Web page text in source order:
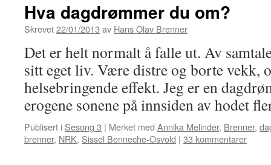
Hva dagdrømmer du om?
Skrevet22/01/2013 av Hans Olav Brenner
Det er helt normalt å falle ut. Av
sitt eget liv. Være distre og borte vekk,
helsebringende effekt. Jeg er en
erogene sonene på innsiden av hodet
Publisert i Sesong 3 | Merket med Annika Melinder, Brenner,
brenner, NRK, Sissel Benneche-Osvold | 33 kommentarer